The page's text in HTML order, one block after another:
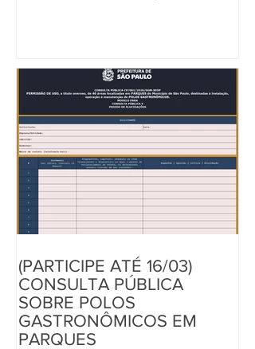
minoria é composta por analistas de
meio ambiente concursados. ​Esses
números comprovam a grave redução
de técnicos especialistas na pasta. O
último concurso público para o setor
ocorreu em 20
(PARTICIPE ATÉ 16/03)
CONSULTA PÚBLICA
SOBRE POLOS
GASTRONÔMICOS EM
PARQUES